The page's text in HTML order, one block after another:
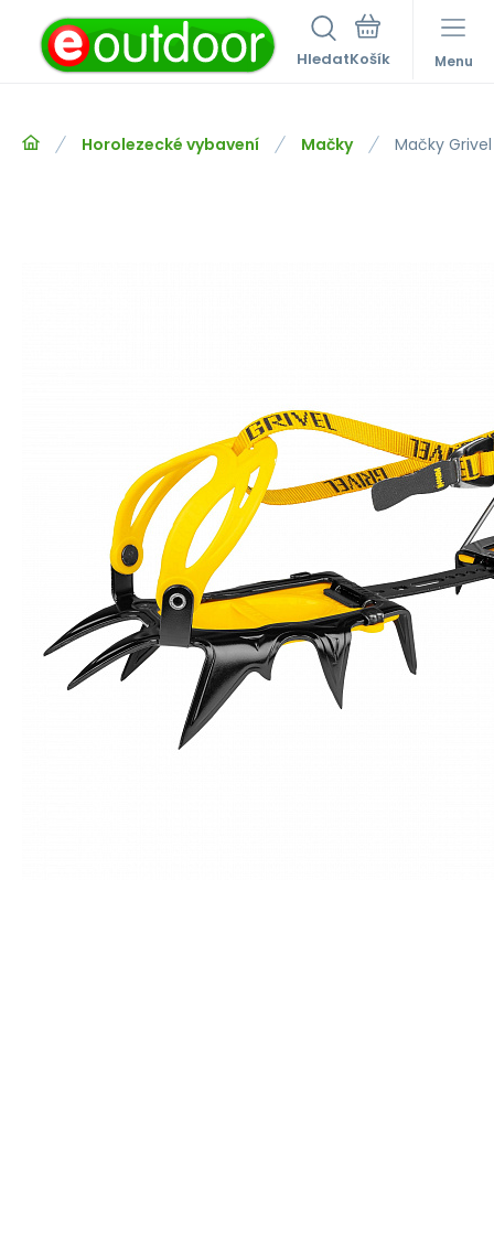
Hledat Menu
Horolezecké vybavení Mačky Mačky Grivel